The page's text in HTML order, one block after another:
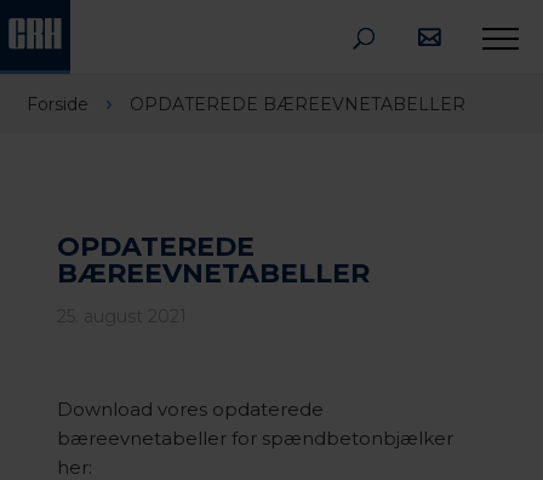
Forside › OPDATEREDE BÆREEVNETABELLER
OPDATEREDE
BÆREEVNETABELLER
Download vores opdaterede
bæreevnetabeller for spændbetonbjælker
her: